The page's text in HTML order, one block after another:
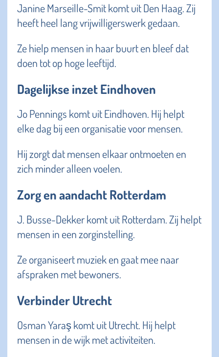
Janine Marseille-Smit komt uit Den Haag. Zij
heeft heel lang vrijwilligerswerk gedaan.
Ze hielp mensen in haar buurt en bleef dat
doen tot op hoge leeftijd.
Dagelijkse inzet Eindhoven
Jo Pennings komt uit Eindhoven. Hij helpt
elke dag bij een organisatie voor mensen.
Hij zorgt dat mensen elkaar ontmoeten en
zich minder alleen voelen.
Zorg en aandacht Rotterdam
J. Busse-Dekker komt uit Rotterdam. Zij helpt
mensen in een zorginstelling.
Ze organiseert muziek en gaat mee naar
afspraken met bewoners.
Verbinder Utrecht
Osman Yaraş komt uit Utrecht. Hij helpt
mensen in de wijk met activiteiten.